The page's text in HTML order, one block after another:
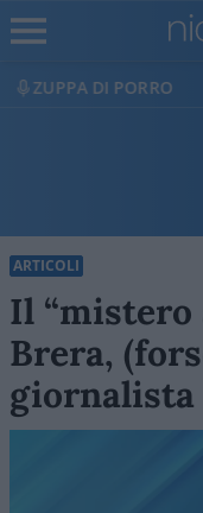
ECONOMIA
ARTICOLI
Il “mistero
Brera,
giornalista